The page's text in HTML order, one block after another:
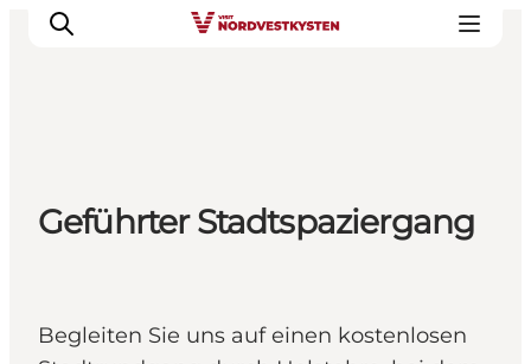
Urlaubsorte
Inspiration
Mach deine Urlaubsplanung
Geführter Stadtspaziergang
Begleiten Sie uns auf einen kostenlosen